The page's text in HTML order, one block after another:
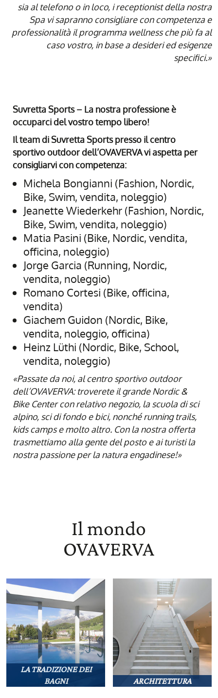
sia al telefono o in loco, i receptionist della nostra
Spa vi sapranno consigliare con competenza e
professionalità il programma wellness che più fa al
caso vostro, in base a desideri ed esigenze
specifici.»
Suvretta Sports – La nostra professione è
occuparci del vostro tempo libero!
Il team di Suvretta Sports presso il centro
sportivo outdoor dell’OVAVERVA vi aspetta per
consigliarvi con competenza:
Michela Bongianni (Fashion, Nordic,
Bike, Swim, vendita, noleggio)
Jeanette Wiederkehr (Fashion, Nordic,
Bike, Swim, vendita, noleggio)
Matia Pasini (Bike, Nordic, vendita,
officina, noleggio)
Jorge Garcia (Running, Nordic,
vendita, noleggio)
Romano Cortesi (Bike, officina,
vendita)
Giachem Guidon (Nordic, Bike,
vendita, noleggio, officina)
Heinz Lüthi (Nordic, Bike, School,
vendita, noleggio)
«Passate da noi, al centro sportivo outdoor
dell’OVAVERVA: troverete il grande Nordic &
Bike Center con relativo negozio, la scuola di sci
alpino, sci di fondo e bici, nonché running trails,
kids camps e molto altro. Con la nostra offerta
trasmettiamo alla gente del posto e ai turisti la
nostra passione per la natura engadinese!»
Il mondo
OVAVERVA
LA TRADIZIONE DEI
BAGNI
ARCHITETTURA